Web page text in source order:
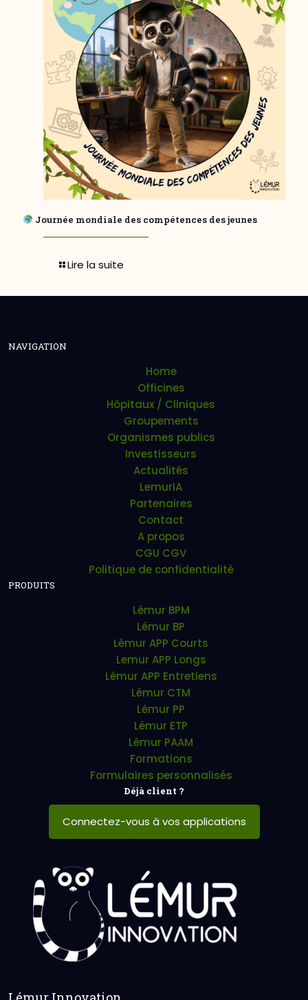
Journée mondiale des compétences des jeunes
Lire la suite
NAVIGATION
Home
Officines
Hôpitaux / Cliniques
Groupements
Organismes publics
Investisseurs
Actualités
LemurIA
Partenaires
Contact
A propos
CGU CGV
Politique de confidentialité
PRODUITS
Lémur BPM
Lémur BP
Lémur APP Courts
Lemur APP Longs
Lémur APP Entretiens
Lémur CTM
Lémur PP
Lémur ETP
Lémur PAAM
Formations
Formulaires personnalisés
Déjà client ?
Connectez-vous à vos applications